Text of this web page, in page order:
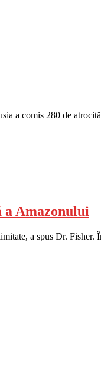
a comis 280 de
a Amazonului
a spus Dr. Fisher.